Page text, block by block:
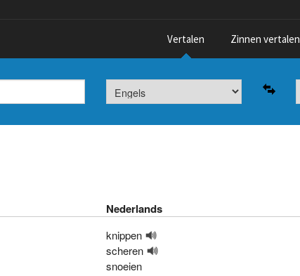
Vertalen Zinnen vertalen
Nederlands
knippen
scheren
snoeien